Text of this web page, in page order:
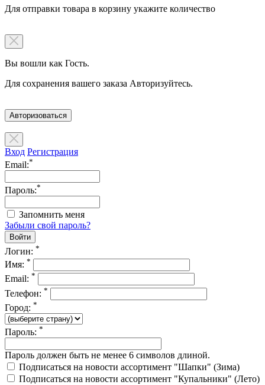
Для отправки товара в корзину укажите количество
Вы вошли как Гость.
Для сохранения вашего заказа Авторизуйтесь.
Авторизоваться
Вход Регистрация
Email:*
Пароль:*
Запомнить меня
Забыли свой пароль?
Логин: *
Имя: *
Email: *
Телефон: *
Город: *
Пароль: *
Пароль должен быть не менее 6 символов длиной.
Подписаться на новости ассортимент "Шапки" (Зима)
Подписаться на новости ассортимент "Купальники" (Лето)